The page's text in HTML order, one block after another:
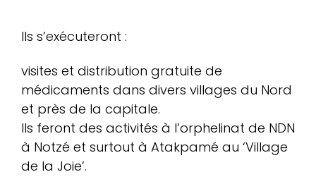
Ils s’exécuteront :
visites et distribution gratuite de
médicaments dans divers villages du Nord
et près de la capitale.
Ils feront des activités à l’orphelinat de NDN
à Notzé et surtout à Atakpamé au ‘Village
de la Joie’.